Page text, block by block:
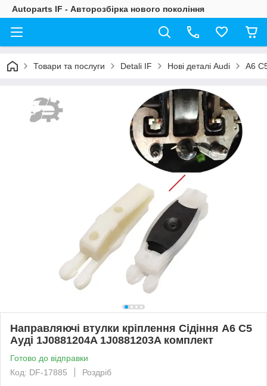
Autoparts IF - Авторозбірка нового покоління
Товари та послуги Detali IF Нові деталі Audi A6
Направляючі втулки кріплення Сідіння А6 С5
Ауді 1J0881204A 1J0881203A комплект
Готово до відправки
Код: DF-17885
Роздріб